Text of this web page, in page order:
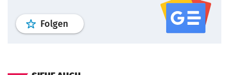
FolgenProfil wroclaw.pl Service